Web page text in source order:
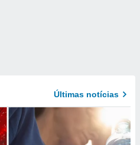
Últimas notícias